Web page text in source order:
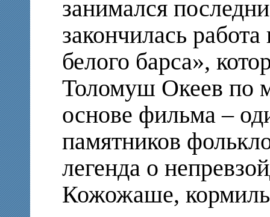
занимался
закончилась
белого барса»,
Толомуш Океев по
основе фильма –
памятников
легенда о
Кожожаше,